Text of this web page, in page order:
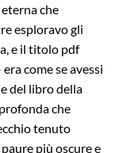
che
esploravo gli
e il titolo pdf
come se avessi
del libro della
che
tenuto
più oscure e